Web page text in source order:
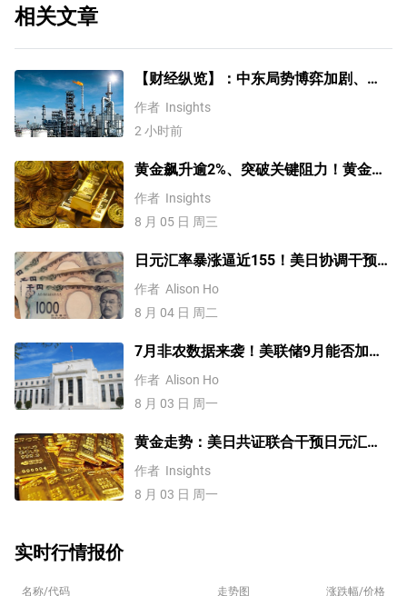
相关文章
【财经纵览】：中东局势博弈加剧、
WTI原油涨超4%，10年期美债收益率、
美元反弹，道指终结五连涨！
作者 Insights
2 小时前
黄金飙升逾2%、突破关键阻力！黄金、
WTI原油、美元指数、纳指100指数技术
分析
作者 Insights
8 月 05 日 周三
日元汇率暴涨逼近155！美日协调干预后
，未来上涨还是下跌？
作者 Alison Ho
8 月 04 日 周二
7月非农数据来袭！美联储9月能否加
息？黄金、美元行情一触即发
作者 Alison Ho
8 月 03 日 周一
黄金走势：美日共证联合干预日元汇
率、美元失守100！金价缘何难涨？
作者 Insights
8 月 03 日 周一
实时行情报价
名称/代码 走势图 涨跌幅/价格